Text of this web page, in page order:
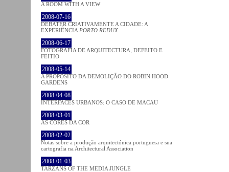
A ROOM WITH A VIEW
2008-07-16
DEBATER CRIATIVAMENTE A CIDADE: A
EXPERIÊNCIA PORTO REDUX
2008-06-17
FOTOGRAFIA DE ARQUITECTURA, DEFEITO E
FEITIO
2008-05-14
A PROPÓSITO DA DEMOLIÇÃO DO ROBIN HOOD
GARDENS
2008-04-08
INTERFACES URBANOS: O CASO DE MACAU
2008-03-01
AS CORES DA COR
2008-02-02
Notas sobre a produção arquitectónica portuguesa e sua
cartografia na Architectural Association
2008-01-03
TARZANS OF THE MEDIA JUNGLE